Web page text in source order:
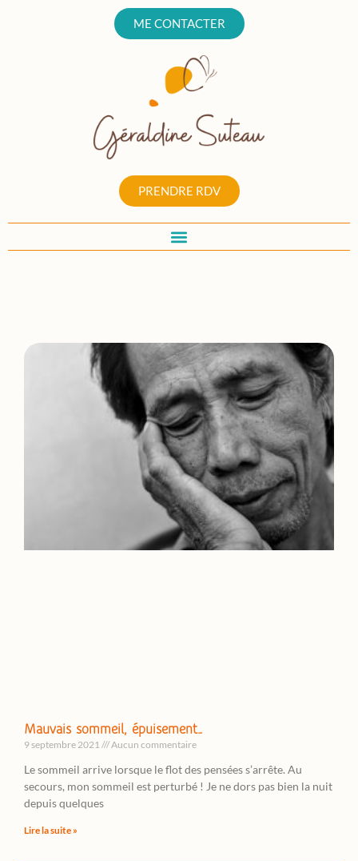
PRENDRE RDV
ME CONTACTER
Mauvais sommeil, épuisement…
9 septembre 2021 Aucun commentaire
Le sommeil arrive lorsque le flot des pensées s’arrête. Au
secours, mon sommeil est perturbé ! Je ne dors pas bien la nuit
depuis quelques
Lire la suite »